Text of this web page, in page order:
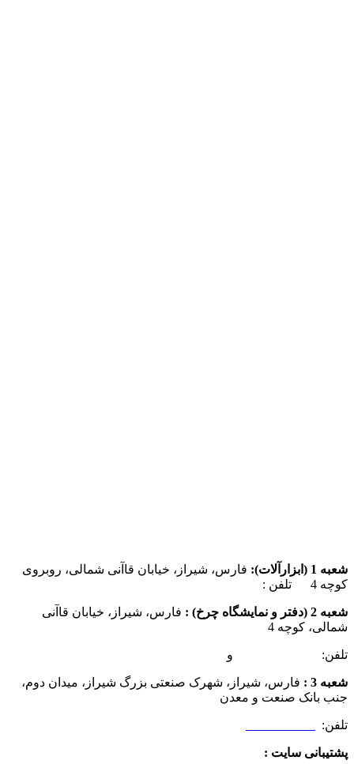
شعبه 1 (ابزارآلات):
فارس، شیراز، خیابان قاآنی شمالی، روبروی
کوچه 4 تلفن :
شعبه 2 (دفتر و نمایشگاه چرخ) :
فارس، شیراز، خیابان قاآنی
شمالی، کوچه 4
تلفن: و
شعبه 3 :
فارس، شیراز، شهرک صنعتی بزرگ شیراز، میدان دوم،
جنب بانک صنعت و معدن
تلفن:
پشتیبانی سایت :